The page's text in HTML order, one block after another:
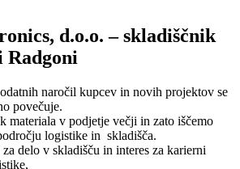
d.o.o. – skladiščnik
naročil kupcev in novih projektov se
povečuje.
materiala v podjetje večji in zato iščemo
logistike in skladišča.
delo v skladišču in interes za karierni